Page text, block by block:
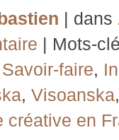
| dans
| Mots-
Savoir-faire,
, Visoanska
créative en